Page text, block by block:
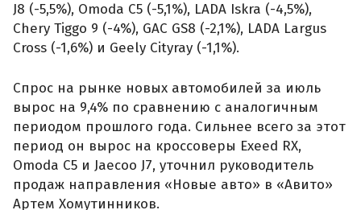
J8 (-5,5%), Omoda C5 (-5,1%), LADA Iskra (-4,5%),
Chery Tiggo 9 (-4%), GAC GS8 (-2,1%), LADA Largus
Cross (-1,6%) и Geely Cityray (-1,1%).
Спрос на рынке новых автомобилей за июль
вырос на 9,4% по сравнению с аналогичным
периодом прошлого года. Сильнее всего за этот
период он вырос на кроссоверы Exeed RX,
Omoda C5 и Jaecoo J7, уточнил руководитель
продаж направления «Новые авто» в «Авито»
Артем Хомутинников.